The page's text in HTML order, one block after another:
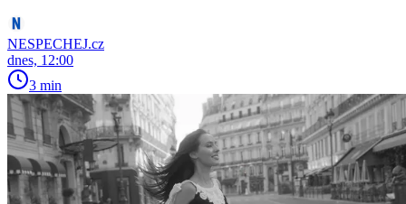
NESPECHEJ.cz
dnes, 12:00
3 min